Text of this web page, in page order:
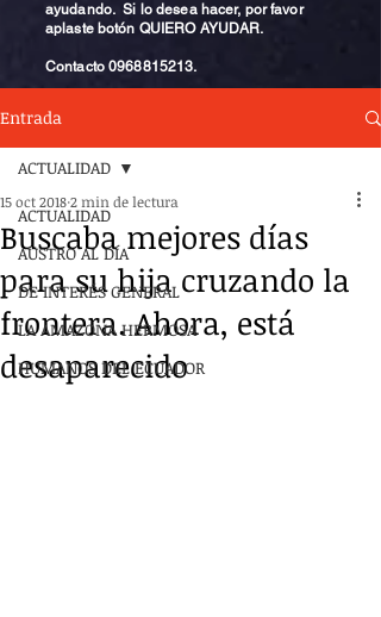
ayudando. Si lo desea hacer, por favor
aplaste botón QUIERO AYUDAR.
Contacto0968815213.
Entrada
ACTUALIDAD
AUSTRO AL DÍA
DE INTERÉS GENERAL
LA AMAZONA HERMOSA
HUMANOS DEL ECUADOR
ACTUALIDAD
Buscaba mejores días
para su hija cruzando la
frontera. Ahora, está
desaparecido
15 oct 20182 min de lectura